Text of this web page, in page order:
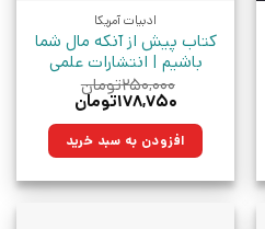
ادبیات آمریکا
کتاب پیش از آنکه مال شما
باشیم | انتشارات علمی
۲۵۰,۰۰۰تومان
قیمت
۲۵۰,۰۰۰تومان
بود.
۱۷۸,۷۵۰تومان
۱۷۸,۷۵۰تومان.افزودن به سبد خرید